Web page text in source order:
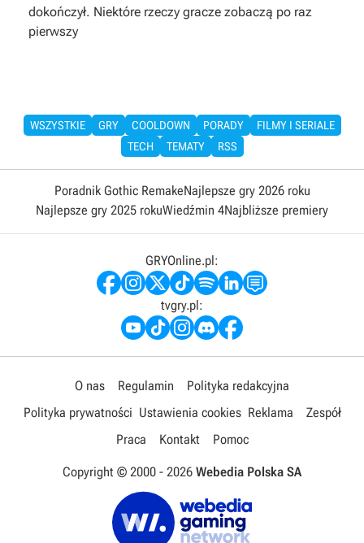
dokończył. Niektóre rzeczy gracze zobaczą po raz
pierwszy
WSZYSTKIE GRY COOLDOWN PORADY
FILMY I SERIALE
TECH
TEMATY RSS
Poradnik Gothic RemakeNajlepsze gry 2026 roku
Najlepsze gry 2025 rokuWiedźmin 4Najbliższe premiery
GRYOnline.pl:
tvgry.pl:
O nas Regulamin
Polityka redakcyjna
Polityka prywatności Ustawienia cookies Reklama
Zespół
Praca
Kontakt Pomoc
Copyright © 2000 - 2026 Webedia Polska SA